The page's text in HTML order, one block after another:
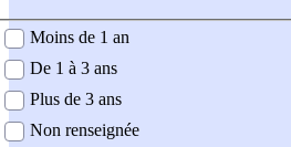
demandée
Moins de 1 an
De 1 à 3 ans
Plus de 3 ans
Non renseignée